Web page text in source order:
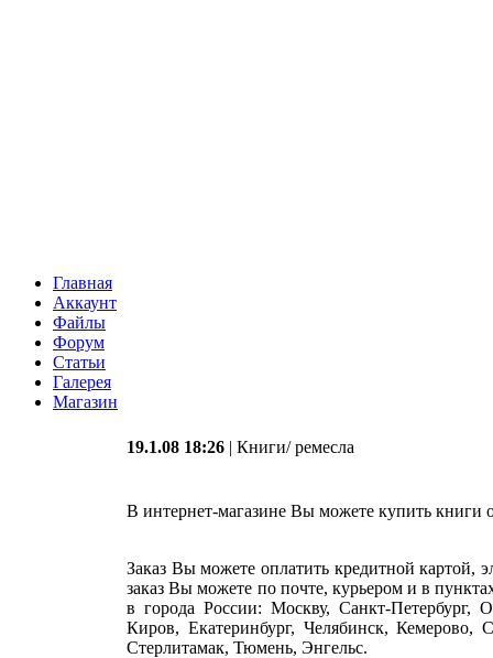
Главная
Аккаунт
Файлы
Форум
Статьи
Галерея
Магазин
19.1.08 18:26 | Книги/ ремесла
В интернет-магазине Вы можете купить книги
Заказ Вы можете оплатить кредитной
заказ Вы можете по почте, курьером и в
в города России: Москву, Санкт-
Киров, Екатеринбург, Челябинск,
Стерлитамак, Тюмень, Энгельс.